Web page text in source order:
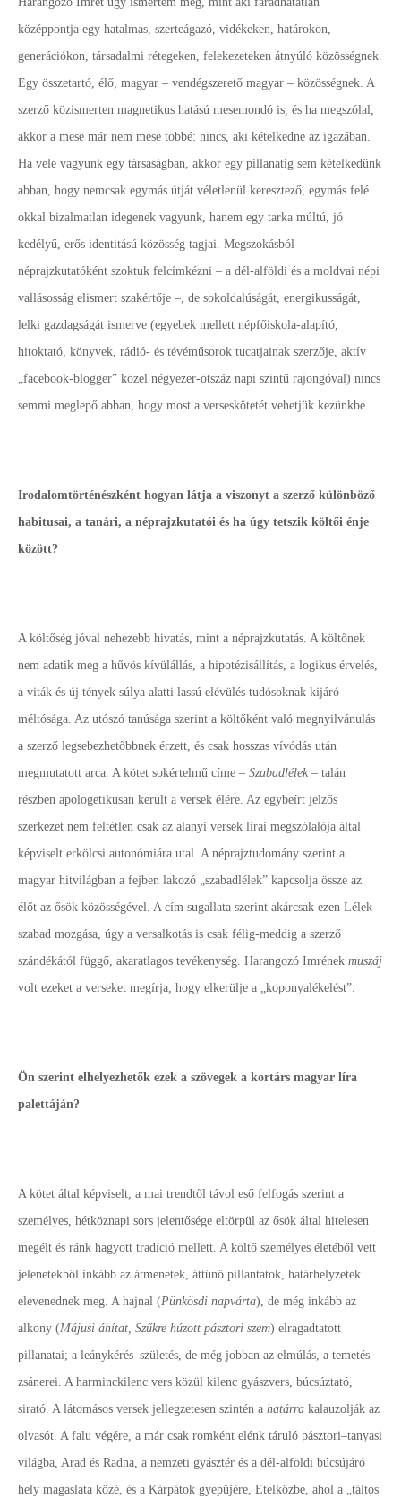
középpontja egy hatalmas, szerteágazó, vidékeken, határokon,
generációkon, társadalmi rétegeken, felekezeteken átnyúló közösségnek.
Egy összetartó, élő, magyar – vendégszerető magyar – közösségnek. A
szerző közismerten magnetikus hatású mesemondó is, és ha megszólal,
akkor a mese már nem mese többé: nincs, aki kételkedne az igazában.
Ha vele vagyunk egy társaságban, akkor egy pillanatig sem kételkedünk
abban, hogy nemcsak egymás útját véletlenül keresztező, egymás felé
okkal bizalmatlan idegenek vagyunk, hanem egy tarka múltú, jó
kedélyű, erős identitású közösség tagjai. Megszokásból
néprajzkutatóként szoktuk felcímkézni – a dél-alföldi és a moldvai népi
vallásosság elismert szakértője –, de sokoldalúságát, energikusságát,
lelki gazdagságát ismerve (egyebek mellett népfőiskola-alapító,
hitoktató, könyvek, rádió- és tévéműsorok tucatjainak szerzője, aktív
„facebook-blogger” közel négyezer-ötszáz napi szintű rajongóval) nincs
semmi meglepő abban, hogy most a verseskötetét vehetjük kezünkbe.
Irodalomtörténészként hogyan látja a viszonyt a szerző különböző
habitusai, a tanári, a néprajzkutatói és ha úgy tetszik költői énje
között?
A költőség jóval nehezebb hivatás, mint a néprajzkutatás. A költőnek
nem adatik meg a hűvös kívülállás, a hipotézisállítás, a logikus érvelés,
a viták és új tények súlya alatti lassú elévülés tudósoknak kijáró
méltósága. Az utószó tanúsága szerint a költőként való megnyilvánulás
a szerző legsebezhetőbbnek érzett, és csak hosszas vívódás után
megmutatott arca. A kötet sokértelmű címe – Szabadlélek – talán
részben apologetikusan került a versek élére. Az egybeírt jelzős
szerkezet nem feltétlen csak az alanyi versek lírai megszólalója által
képviselt erkölcsi autonómiára utal. A néprajztudomány szerint a
magyar hitvilágban a fejben lakozó „szabadlélek” kapcsolja össze az
élőt az ősök közösségével. A cím sugallata szerint akárcsak ezen Lélek
szabad mozgása, úgy a versalkotás is csak félig-meddig a szerző
szándékától függő, akaratlagos tevékenység. Harangozó Imrének muszáj
volt ezeket a verseket megírja, hogy elkerülje a „koponyalékelést”.
Ön szerint elhelyezhetők ezek a szövegek a kortárs magyar líra
palettáján?
A kötet által képviselt, a mai trendtől távol eső felfogás szerint a
személyes, hétköznapi sors jelentősége eltörpül az ősök által hitelesen
megélt és ránk hagyott tradíció mellett. A költő személyes életéből vett
jelenetekből inkább az átmenetek, áttűnő pillantatok, határhelyzetek
elevenednek meg. A hajnal (Pünkösdi napvárta), de még inkább az
alkony (Májusi áhítat, Szűkre húzott pásztori szem) elragadtatott
pillanatai; a leánykérés–születés, de még jobban az elmúlás, a temetés
zsánerei. A harminckilenc vers közül kilenc gyászvers, búcsúztató,
sirató. A látomásos versek jellegzetesen szintén a határra kalauzolják az
olvasót. A falu végére, a már csak romként elénk táruló pásztori–tanyasi
világba, Arad és Radna, a nemzeti gyásztér és a dél-alföldi búcsújáró
hely magaslata közé, és a Kárpátok gyepűjére, Etelközbe, ahol a „táltos